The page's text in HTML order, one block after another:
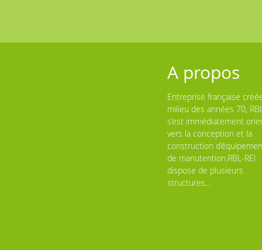
A propos
Entreprise française
milieu des années 70,
s’est immédiatement
vers la conception et la
construction
de manutention.RBL-REI
dispose de plusieurs
structures...